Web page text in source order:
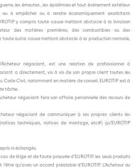
les émeutes , les épidémies et tout événement extérieur
à empêcher ou à rendre économiquement exorbitant
y compris toute cause mettant obstacle à la livraison
des matières premières, des combustibles ou des
toute autre cause mettant obstacle à la production normale,
négociant, est une relation de professionnel à
a directement, vis à vis de son propre client toutes les
Code Civil, notamment en matière de conseil. EUROTIP est à
tâche.
négociant fera son affaire personnelle des recours de
négociant de communiquer à ses propres clients les
techniques, notices de montage, etc#) qu’EUROTIP
ni échangés.
de litige et de faute prouvée d’EUROTIP, les seuls produits
qu’avec un accord préalable d’EUROTIP. L’Acheteur ou